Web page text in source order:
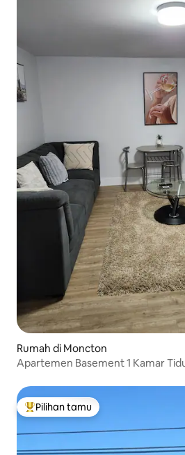
Rumah di Moncton
Apartemen Basement 1 Kamar
Pilihan tamu terpopuler
Pilihan tamu